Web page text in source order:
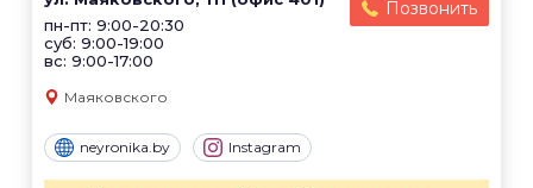
пн-пт: 9:00-20:30
суб: 9:00-19:00
вс: 9:00-17:00
Позвонить
Маяковского
neyronika.by Instagram